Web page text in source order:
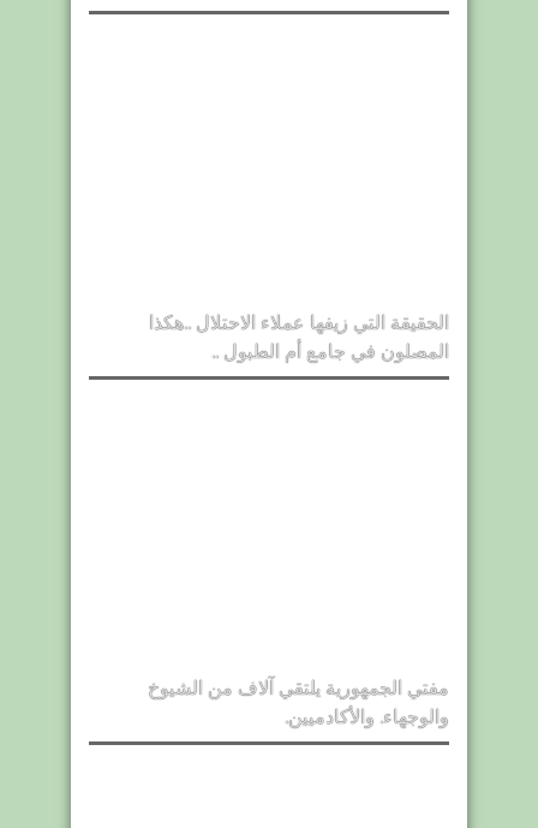
الحقيقة التي زيفها عملاء الاحتلال ..هكذا
المصلون في جامع أم الطبول ..
مفتي الجمهورية يلتقي آلاف من الشيوخ
والوجهاء. والأكادميين.